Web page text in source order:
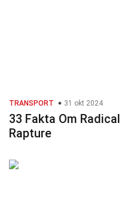
TRANSPORT 31 okt 2024
33 Fakta Om Radical
Rapture